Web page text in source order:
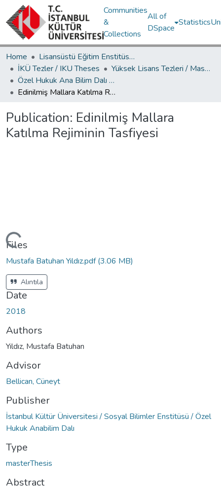
Communities
&
Collections
All of
DSpace
Statistics
Home
Lisansüstü Eğitim Enstitüsü / Postgraduate Education Institute
İKÜ Tezler / IKU Theses
Yüksek Lisans Tezleri / Master's Theses
Özel Hukuk Ana Bilim Dalı / Department of Private Law
Edinilmiş Mallara Katılma Rejiminin Tasfiyesi
Publication: Edinilmiş Mallara
Katılma Rejiminin Tasfiyesi
Files
Mustafa Batuhan Yıldız.pdf(3.06 MB)
Alıntıla
Date
2018
Authors
Yıldız, Mustafa Batuhan
Advisor
Bellican, Cüneyt
Publisher
İstanbul Kültür Üniversitesi / Sosyal Bilimler Enstitüsü / Özel
Hukuk Anabilim Dalı
Type
masterThesis
Abstract